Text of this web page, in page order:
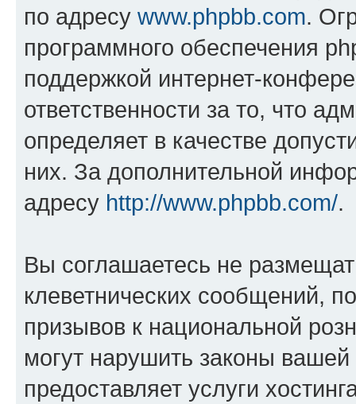
по адресу www.phpbb.com.
программного обеспечения
поддержкой интернет-
ответственности за то, что
определяет в качестве
них. За дополнительной
адресу http://www.phpbb.com/.
Вы соглашаетесь не
клеветнических сообщений,
призывов к национальной
могут нарушить законы
предоставляет услуги